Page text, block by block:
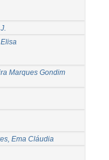
Marques Gondim
Ema Cláudia